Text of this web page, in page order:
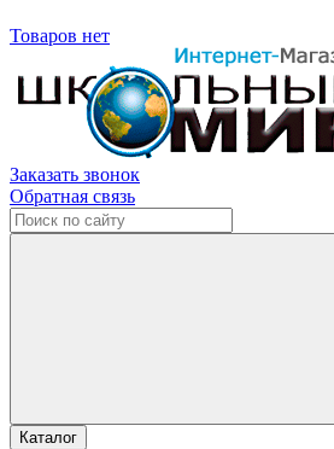
Товаров нет
Заказать звонок
Обратная связь
Каталог